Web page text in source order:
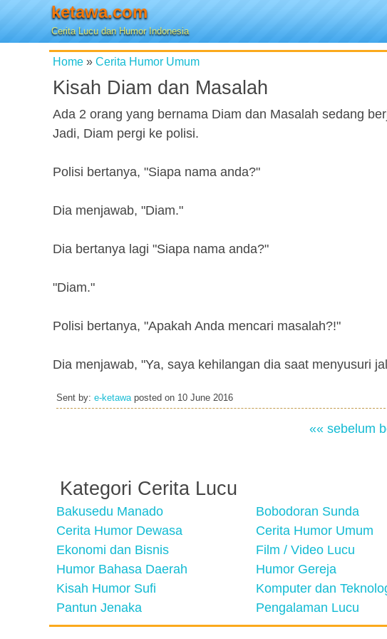
ketawa.com
Cerita Lucu dan Humor Indonesia
Home » Cerita Humor Umum
Kisah Diam dan Masalah
Ada 2 orang yang bernama Diam dan Masalah sedang
Jadi, Diam pergi ke polisi.
Polisi bertanya, "Siapa nama anda?"
Dia menjawab, "Diam."
Dia bertanya lagi "Siapa nama anda?"
"Diam."
Polisi bertanya, "Apakah Anda mencari masalah?!"
Dia menjawab, "Ya, saya kehilangan dia saat menyusuri
Sent by: e-ketawaposted on 10 June 2016
«« sebelum
Kategori Cerita Lucu
Bakusedu Manado Bobodoran Sunda
Cerita Humor Dewasa
Cerita Humor Umum
Ekonomi dan Bisnis
Film / Video Lucu
Humor Bahasa Daerah
Humor Gereja
Kisah Humor Sufi
Komputer dan
Pantun Jenaka
Pengalaman Lucu